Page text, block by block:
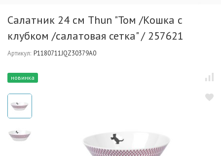
Салатник 24 см Thun "Том /Кошка с
клубком /салатовая сетка" / 257621
Артикул: P1180711JQZ30379A0
новинка